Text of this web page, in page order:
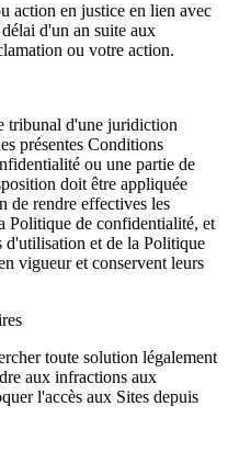
action en justice en lien avec
d'un an suite aux
ou votre action.
tribunal d'une juridiction
présentes Conditions
ou une partie de
doit être appliquée
de rendre effectives les
Politique de confidentialité, et
d'utilisation et de la Politique
vigueur et conservent leurs
toute solution légalement
aux infractions aux
l'accès aux Sites depuis